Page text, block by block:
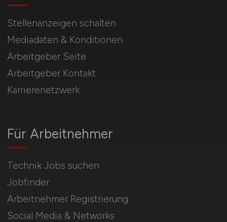
Für Arbeitnehmer
Technik Jobs suchen
Jobfinder
Arbeitnehmer Registrierung
Social Media & Networks
Stellenanzeigen schalten
Mediadaten & Konditionen
Arbeitgeber Seite
Arbeitgeber Kontakt
Karrierenetzwerk